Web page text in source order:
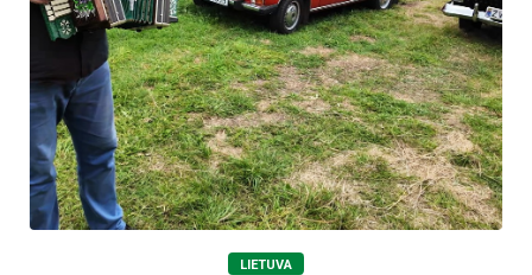
LIETUVA